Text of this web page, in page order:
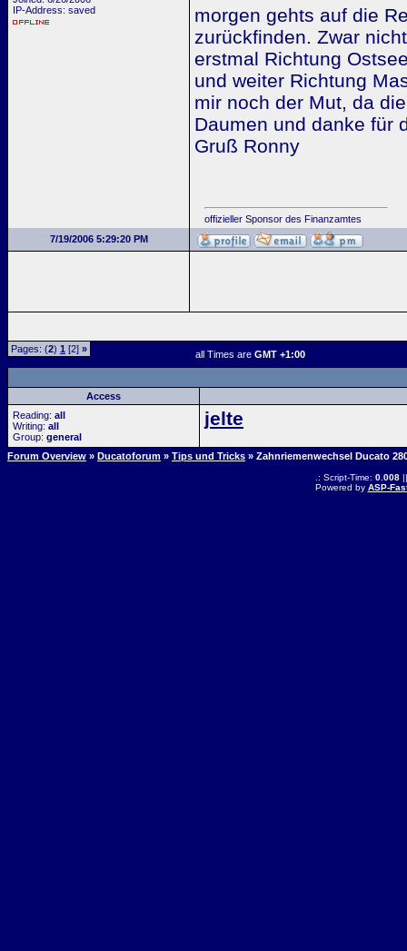
IP-Address: saved
morgen gehts auf die
zurückfinden. Zwar
erstmal Richtung
und weiter Richtung
mir noch der Mut, da
Daumen und danke für
Gruß Ronny
offizieller Sponsor des Finanzamtes
7/19/2006 5:29:20 PM
Pages: (2) 1 [2] » all Times are GMT +1:00
Access
Reading: all
Writing: all
Group: general
jelte
Forum Overview » Ducatoforum » Tips und Tricks » Zahnriemenwechsel Ducato
.: Script-Time: 0.008||
Powered by ASP-